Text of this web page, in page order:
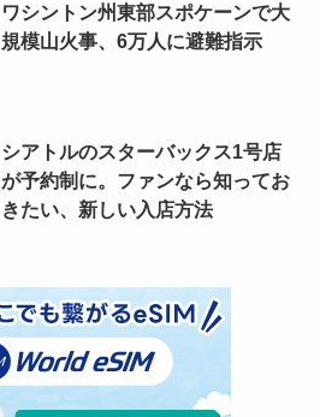
ワシントン州東部スポケーンで大
規模山火事、6万人に避難指示
シアトルのスターバックス1号店
が予約制に。ファンなら知ってお
きたい、新しい入店方法